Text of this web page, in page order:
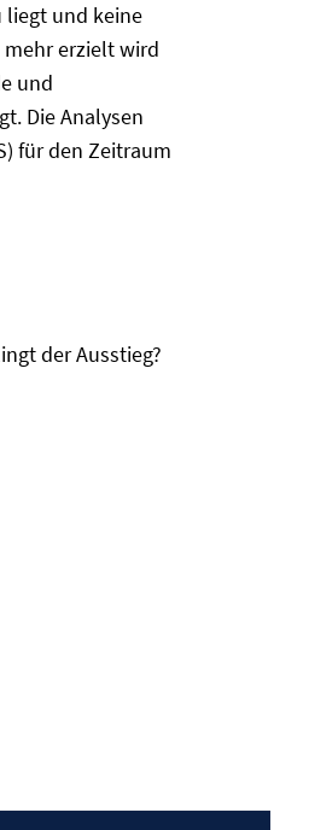
liegt und keine
erzielt wird
und
Die Analysen
für den Zeitraum
der Ausstieg?